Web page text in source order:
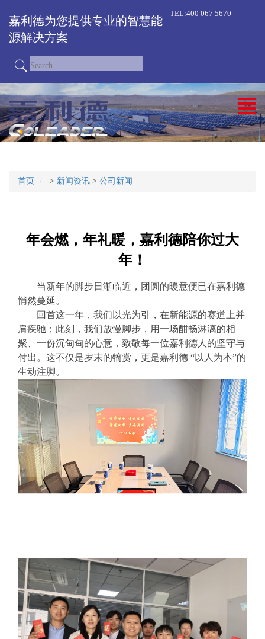
嘉利德为您提供专业的智慧能
源解决方案
TEL:400 067 5670
首页 > 新闻资讯 > 公司新闻
年会燃，年礼暖，嘉利德陪你过大
年！
当新年的脚步日渐临近，团圆的暖意便已在嘉利德
悄然蔓延。
回首这一年，我们以光为引，在新能源的赛道上并
肩疾驰；此刻，我们放慢脚步，用一场酣畅淋漓的相
聚、一份沉甸甸的心意，致敬每一位嘉利德人的坚守与
付出。这不仅是岁末的犒赏，更是嘉利德 “以人为本”的
生动注脚。